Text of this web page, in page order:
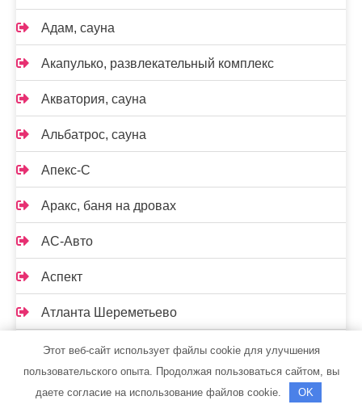
Адам, сауна
Акапулько, развлекательный комплекс
Акватория, сауна
Альбатрос, сауна
Апекс-С
Аракс, баня на дровах
АС-Авто
Аспект
Атланта Шереметьево
Байкал, парк-отель
Этот веб-сайт использует файлы cookie для улучшения
пользовательского опыта. Продолжая пользоваться сайтом, вы
даете согласие на использование файлов cookie.
OK